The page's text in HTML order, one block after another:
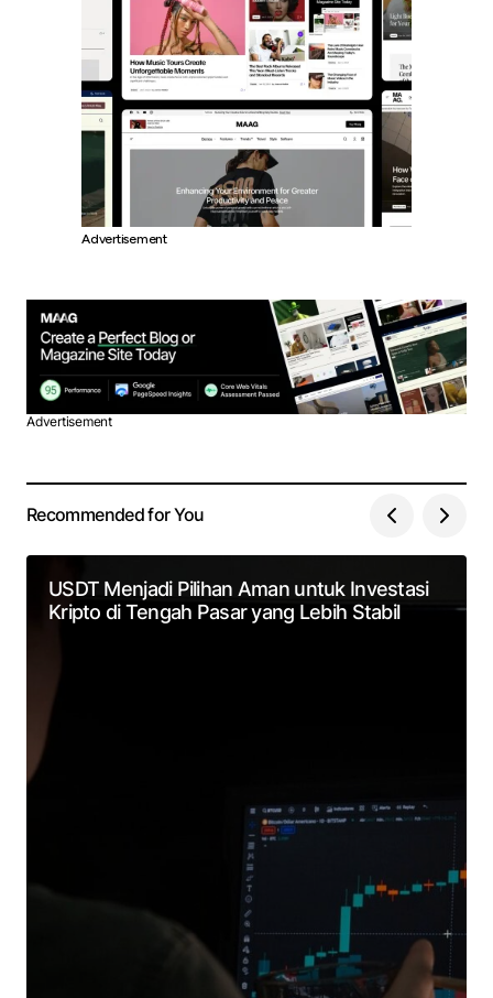
Advertisement
Advertisement
Recommended for You
USDT Menjadi Pilihan Aman untuk Investasi
Kripto di Tengah Pasar yang Lebih Stabil